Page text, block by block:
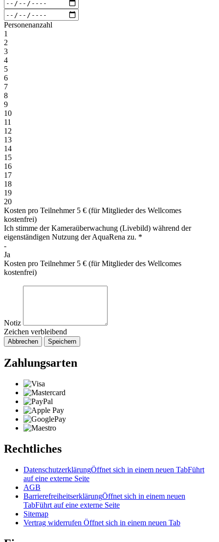
Personenanzahl
1
2
3
4
5
6
7
8
9
10
11
12
13
14
15
16
17
18
19
20
Kosten pro Teilnehmer 5 € (für Mitglieder des Wellcomes
kostenfrei)
Ich stimme der Kameraüberwachung (Livebild) während der
eigenständigen Nutzung der AquaRena zu. *
-
Ja
Kosten pro Teilnehmer 5 € (für Mitglieder des Wellcomes
kostenfrei)
Notiz
Zeichen verbleibend
Abbrechen Speichern
Zahlungsarten
Rechtliches
DatenschutzerklärungÖffnet sich in einem neuen TabFührt
auf eine externe Seite
AGB
BarrierefreiheitserklärungÖffnet sich in einem neuen
TabFührt auf eine externe Seite
Sitemap
Vertrag widerrufen Öffnet sich in einem neuen Tab